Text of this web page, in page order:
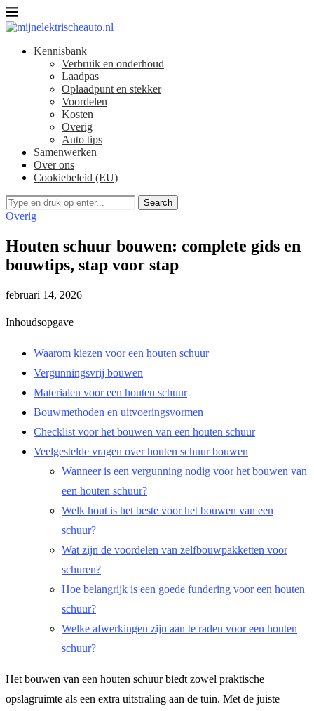
Kennisbank
Verbruik en onderhoud​
Laadpas
Oplaadpunt en stekker
Voordelen
Kosten
Overig
Auto tips
Samenwerken
Over ons
Cookiebeleid (EU)
Search
Overig
Houten schuur bouwen: complete gids en
bouwtips, stap voor stap
februari 14, 2026
Inhoudsopgave
Waarom kiezen voor een houten schuur
Vergunningsvrij bouwen
Materialen voor een houten schuur
Bouwmethoden en uitvoeringsvormen
Checklist voor het bouwen van een houten schuur
Veelgestelde vragen over houten schuur bouwen
Wanneer is een vergunning nodig voor het bouwen van
een houten schuur?
Welk hout is het beste voor het bouwen van een
schuur?
Wat zijn de voordelen van zelfbouwpakketten voor
schuren?
Hoe belangrijk is een goede fundering voor een houten
schuur?
Welke afwerkingen zijn aan te raden voor een houten
schuur?
Het bouwen van een houten schuur biedt zowel praktische
opslagruimte als een extra uitstraling aan de tuin. Met de juiste